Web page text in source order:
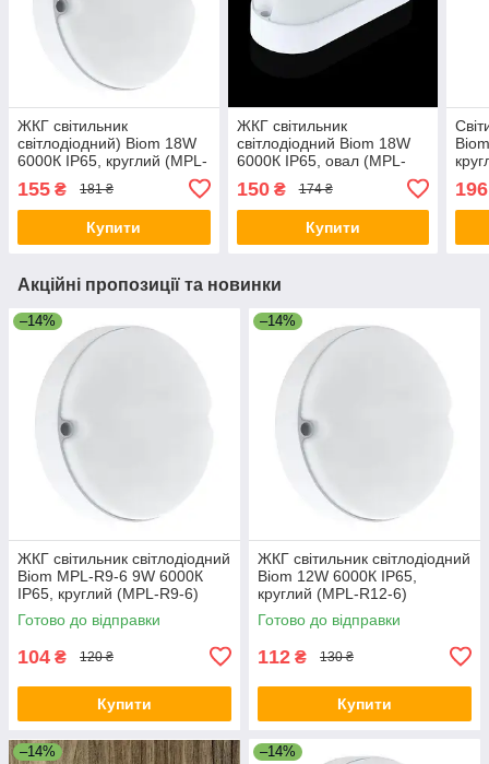
ЖКГ світильник
світлодіодний) Biom 18W
6000К IP65, круглий (MPL-
155 ₴ 181 ₴
Купити
ЖКГ світильник
світлодіодний Biom 18W
6000К IP65, овал (MPL-
150₴ 174 ₴
Купити
196
Акційні пропозиції та новинки
–14%
ЖКГ світильник світлодіодний
Biom MPL-R9-6 9W 6000К
IP65, круглий (MPL-R9-6)
Готово до відправки
104 ₴ 120 ₴
Купити
–14%
ЖКГ світильник світлодіодний
Biom 12W 6000К IP65,
круглий (MPL-R12-6)
Готово до відправки
112 ₴ 130 ₴
Купити
–14% –14%